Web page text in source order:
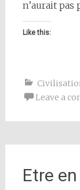
n’aurait
Like this:
Leave a
Etre